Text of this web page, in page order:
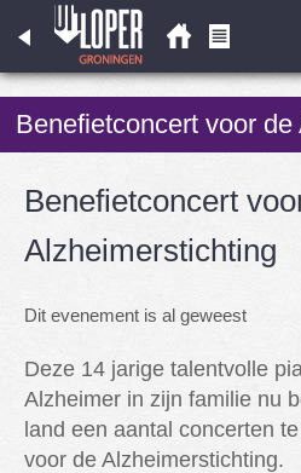
Benefietconcert voor
Benefietconcert
Alzheimerstichting
Dit evenement is al geweest
Deze 14 jarige talentvolle
Alzheimer in zijn familie nu
land een aantal concerten
voor de Alzheimerstichting.